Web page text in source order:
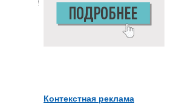
Контекстная реклама